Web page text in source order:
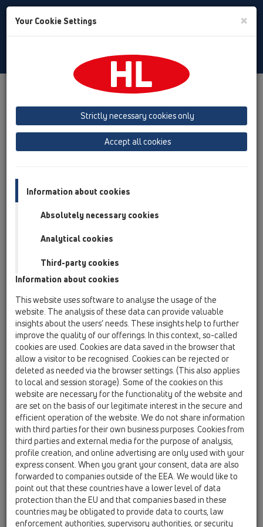
Toggle
Prehľad produktov 06 Pračky a umývačky
Prehľad produktov
06 Pračky a umývačky
Príslušenstvo
HL01000D
06 Pračky a umývačky / Príslušenstvo / Náhradné
Ploché tesnenie 1"
HL01050D
06 Pračky a umývačky / Príslušenstvo / Náhradné
diely / HL01050D
O-krúžok 18x2,5mm
HL01111D
06 Pračky a umývačky / Príslušenstvo / Náhradné
diely / HL01111D
Pripojenie - nastrčkové tesnenie
HL02.3E
06 Pračky a umývačky / Príslušenstvo / Náhradné
diely / HL02.3E
Spätná klapka komplet
HL0400.11E
06 Pračky a umývačky / Príslušenstvo / Náhradné
diely / HL0400.11E
Tesná stavebná zátka
HL0400.4E
Your Cookie Settings ×
Strictly necessary cookies only
Accept all cookies
Information about cookies
Absolutely necessary cookies
Analytical cookies
Third-party cookies
Information about cookies
This website uses software to analyse the usage of the
website. The analysis of these data can provide valuable
insights about the users’ needs. These insights help to further
improve the quality of our offerings. In this context, so-called
cookies are used. Cookies are data saved in the browser that
allow a visitor to be recognised. Cookies can be rejected or
deleted as needed via the browser settings. (This also applies
to local and session storage). Some of the cookies on this
website are necessary for the functionality of the website and
are set on the basis of our legitimate interest in the secure and
efficient operation of the website. We do not share information
with third parties for their own business purposes. Cookies from
third parties and external media for the purpose of analysis,
profile creation, and online advertising are only used with your
express consent. When you grant your consent, data are also
forwarded to companies outside of the EEA. We would like to
point out that these countries have a lower level of data
protection than the EU and that companies based in these
countries may be obligated to provide data to courts, law
enforcement authorities, supervisory authorities, or security